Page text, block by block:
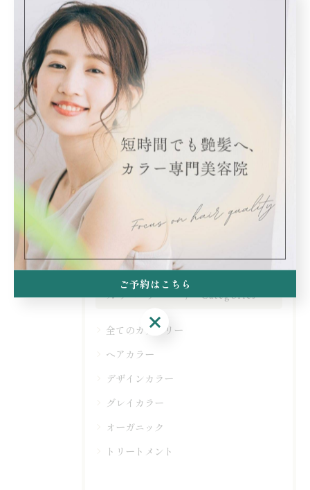
< 前のページ 一覧に戻る
関連タグ
#世田谷
カテゴリー Categories
全てのカテゴリー
ヘアカラー
デザインカラー
グレイカラー
オーガニック
トリートメント
ご予約はこちら
ご予約はこちら